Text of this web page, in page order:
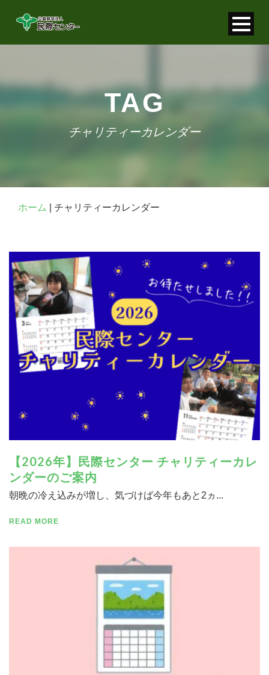
お問い合わせ
寄付する
TAG
チャリティーカレンダー
ホーム チャリティーカレンダー
【2026年】民際センター チャリティーカレ
ンダーのご案内
朝晩の冷え込みが増し、気づけば今年もあと2ヵ...
READ MORE